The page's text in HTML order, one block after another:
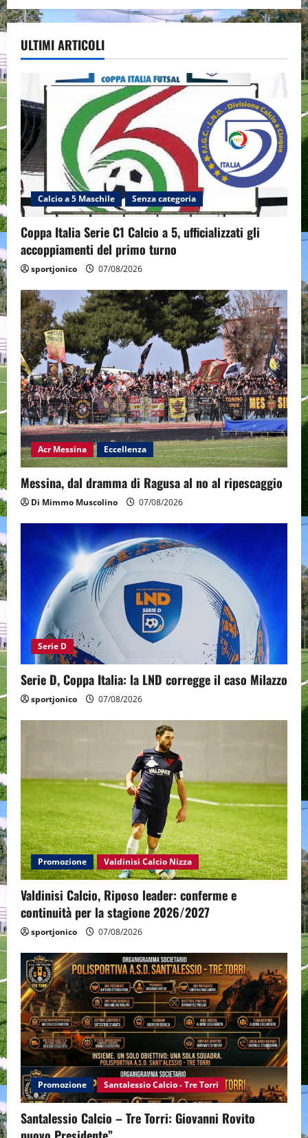
ULTIMI ARTICOLI
Calcio a 5 Maschile Senza categoria
Coppa Italia Serie C1 Calcio a 5, ufficializzati gli
accoppiamenti del primo turno
sportjonico 07/08/2026
Acr Messina Eccellenza
Messina, dal dramma di Ragusa al no al ripescaggio
Di Mimmo Muscolino 07/08/2026
Serie D
Serie D, Coppa Italia: la LND corregge il caso Milazzo
sportjonico 07/08/2026
Promozione Valdinisi Calcio Nizza
Valdinisi Calcio, Riposo leader: conferme e
continuità per la stagione 2026/2027
sportjonico 07/08/2026
Promozione Santalessio Calcio - Tre Torri
Santalessio Calcio – Tre Torri: Giovanni Rovito